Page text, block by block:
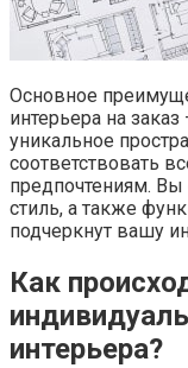
Основное
интерьера на
уникальное
соответствовать
предпочтениям.
стиль, а также
подчеркнут вашу
Как
интерьера?